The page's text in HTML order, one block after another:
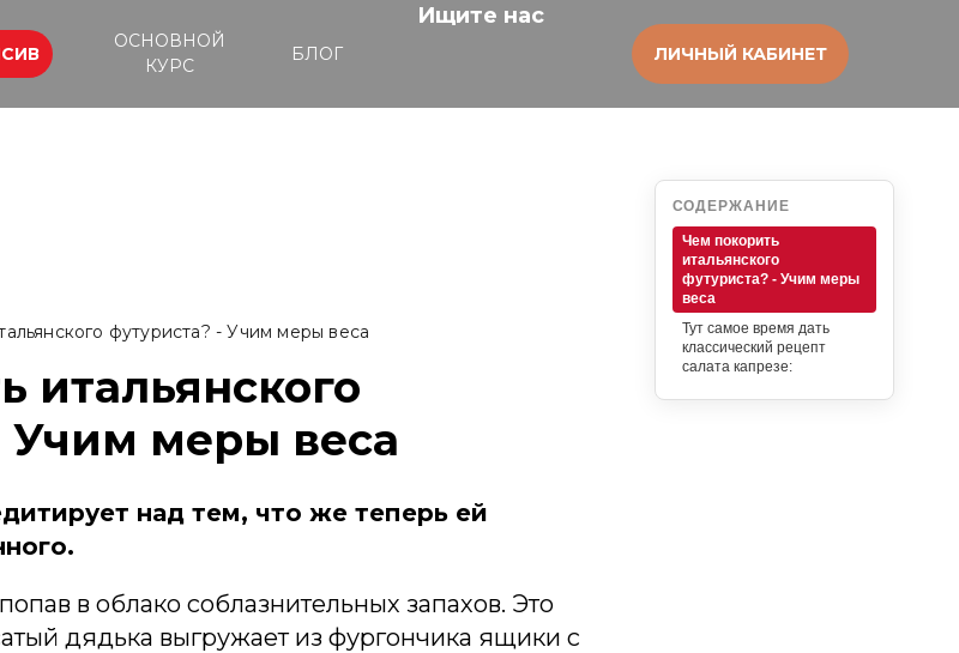
ОСНОВНОЙ
КУРС
БЛОГ ЛИЧНЫЙ КАБИНЕТ
Ищите нас
футуриста? - Учим меры веса
итальянского
Учим меры веса
над тем, что же теперь ей
в облако соблазнительных запахов. Это
дядька выгружает из фургончика ящики с
СОДЕРЖАНИЕ
Чем покорить
итальянского
футуриста? - Учим меры
веса
Тут самое время дать
классический рецепт
салата капрезе: